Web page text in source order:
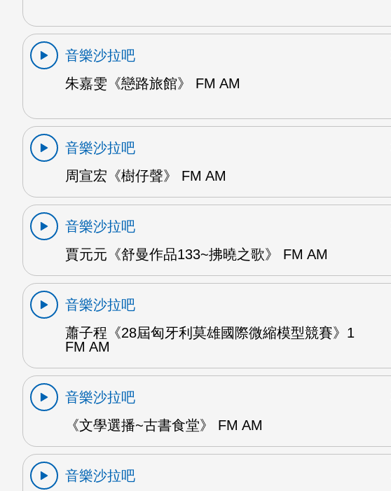
音樂沙拉吧
朱嘉雯《戀路旅館》 FM AM
音樂沙拉吧
周宣宏《樹仔聲》 FM AM
音樂沙拉吧
賈元元《舒曼作品133~拂曉之歌》 FM AM
音樂沙拉吧
蕭子程《28屆匈牙利莫雄國際微縮模型競賽》1
FM AM
音樂沙拉吧
《文學選播~古書食堂》 FM AM
音樂沙拉吧